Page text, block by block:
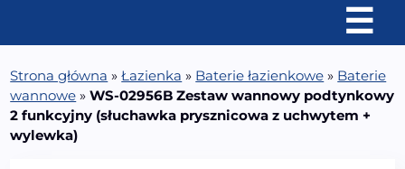
☰
Strona główna »Łazienka » Baterie łazienkowe » Baterie
wannowe »WS-02956B Zestaw wannowy podtynkowy
2 funkcyjny (słuchawka prysznicowa z uchwytem +
wylewka)